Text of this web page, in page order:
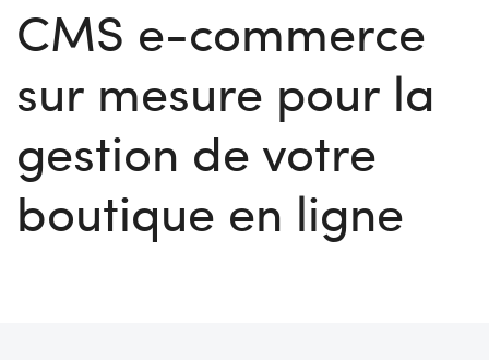
CMS e-commerce
sur mesure pour la
gestion de votre
boutique en ligne